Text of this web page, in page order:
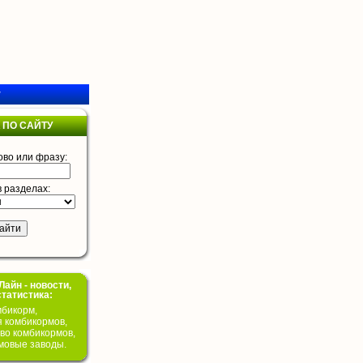
САЙТУ
или фразу:
разделах:
- новости,
комбикормов,
комбикормов,
заводы.